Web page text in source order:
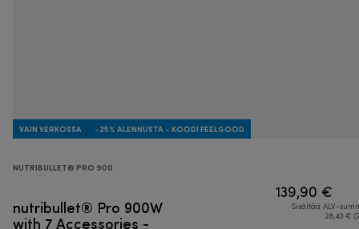
VAIN VERKOSSA -25% ALENNUSTA - KOODI FEELGOOD
NUTRIBULLET® PRO 900
nutribullet® Pro 900W
with 7 Accessories -
139,90 €
Sisältää ALV-
28,43 €